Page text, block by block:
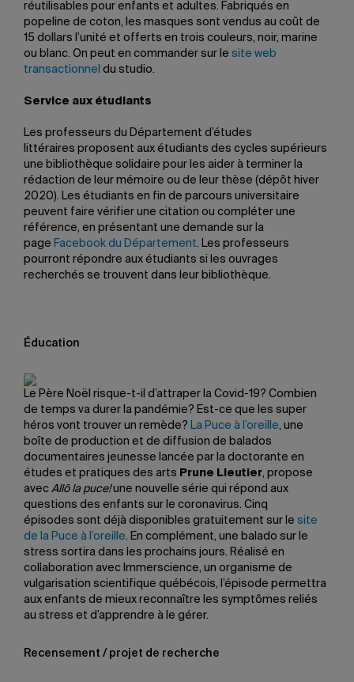
réutilisables pour enfants et adultes. Fabriqués en
popeline de coton, les masques sont vendus au coût de
15 dollars l’unité et offerts en trois couleurs, noir, marine
ou blanc. On peut en commander sur le site web
transactionnel du studio.
Service aux étudiants
Les professeurs du Département d’études
littéraires proposent aux étudiants des cycles supérieurs
une bibliothèque solidaire pour les aider à terminer la
rédaction de leur mémoire ou de leur thèse (dépôt hiver
2020). Les étudiants en fin de parcours universitaire
peuvent faire vérifier une citation ou compléter une
référence, en présentant une demande sur la
page Facebook du Département. Les professeurs
pourront répondre aux étudiants si les ouvrages
recherchés se trouvent dans leur bibliothèque.
Éducation
Le Père Noël risque-t-il d’attraper la Covid-19? Combien
de temps va durer la pandémie? Est-ce que les super
héros vont trouver un remède? La Puce à l’oreille, une
boîte de production et de diffusion de balados
documentaires jeunesse lancée par la doctorante en
études et pratiques des arts Prune Lieutier, propose
avec Allô la puce!une nouvelle série qui répond aux
questions des enfants sur le coronavirus. Cinq
épisodes sont déjà disponibles gratuitement sur le site
de la Puce à l’oreille. En complément, une balado sur le
stress sortira dans les prochains jours. Réalisé en
collaboration avec Immerscience, un organisme de
vulgarisation scientifique québécois, l’épisode permettra
aux enfants de mieux reconnaître les symptômes reliés
au stress et d’apprendre à le gérer.
Recensement / projet de recherche